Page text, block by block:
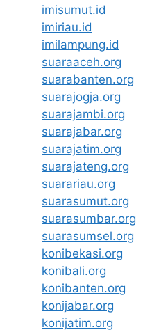
imisumut.id
imiriau.id
imilampung.id
suaraaceh.org
suarabanten.org
suarajogja.org
suarajambi.org
suarajabar.org
suarajatim.org
suarajateng.org
suarariau.org
suarasumut.org
suarasumbar.org
suarasumsel.org
konibekasi.org
konibali.org
konibanten.org
konijabar.org
konijatim.org